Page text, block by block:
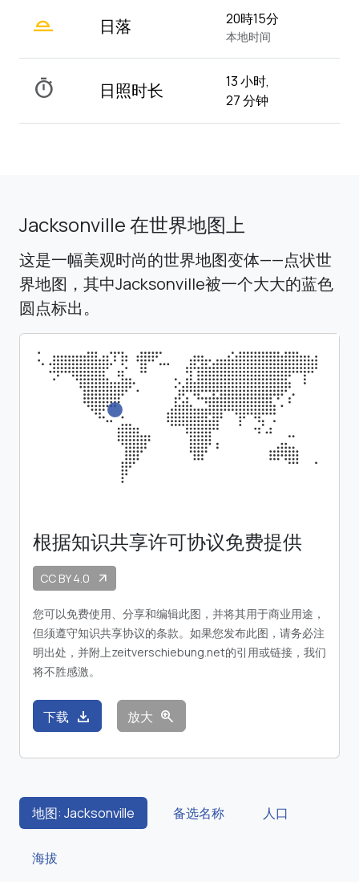
wb_twilight_2 日落 20時15分
本地时间
timer 日照时长
13 小时,
27 分钟
Jacksonville 在世界地图上
这是一幅美观时尚的世界地图变体——点状世
界地图，其中Jacksonville被一个大大的蓝色
圆点标出。
根据知识共享许可协议免费提供
CC BY 4.0 arrow_outward
您可以免费使用、分享和编辑此图，并将其用于商业用途，
但须遵守知识共享协议的条款。如果您发布此图，请务必注
明出处，并附上zeitverschiebung.net的引用或链接，我们
将不胜感激。
下载 download 放大 zoom_in
地图: Jacksonville 备选名称 人口
海拔